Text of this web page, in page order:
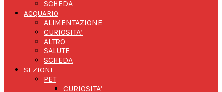
SCHEDA
ACQUARIO
ALIMENTAZIONE
CURIOSITA’
ALTRO
SALUTE
SCHEDA
SEZIONI
PET
CURIOSITA’